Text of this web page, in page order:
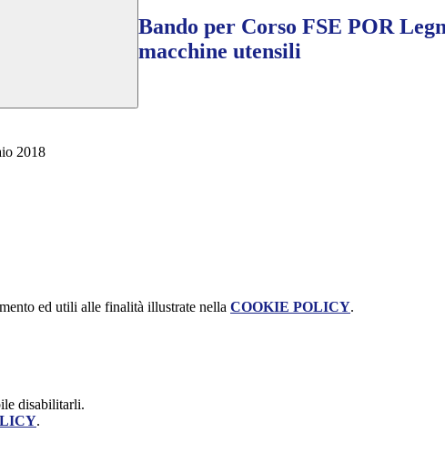
Bando per Corso FSE POR
macchine utensili
2018
ed utili alle finalità illustrate nella COOKIE POLICY.
disabilitarli.
.